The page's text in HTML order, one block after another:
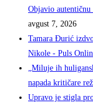
Objavio
avgust 7, 2026
Tamara Đurić
Nikole - Puls
„Miluje ih
napada kritičare
Upravo je stigla